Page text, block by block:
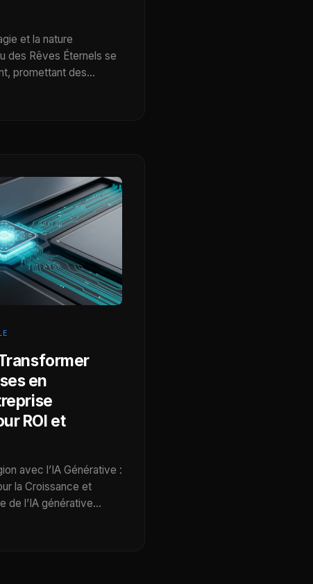
et la nature
des Rêves Éternels se
promettant des…
en
ROI et
avec l’IA Générative :
la Croissance et
de l’IA générative…